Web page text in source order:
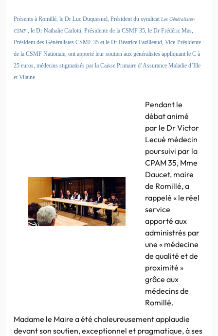
Présents à Romillé, le Dr Luc Duquesnel, Président du syndicat Les Généralistes-
CSMF
, le Dr Nathalie Carlotti, Présidente de la CSMF 35, le Dr Frédéric Mas,
Président des Généralistes CSMF 35 et le Dr Béatrice Fazilleaud, Vice-Présidente
de la CSMF Nationale, ont apporté leur soutien aux généralistes appliquant le C à
25 euros, médecins stigmatisés par la Caisse Primaire d’Assurance Maladie d’Ille
et Vilaine.
Pendant le
débat animé
par le Dr Victor
Lecué médecin
poursuivi par la
CPAM 35, Mme
Daucet, maire
de Romillé, a
rappelé « le réel
service
apporté aux
administrés par
une « médecine
de qualité et de
proximité »
grâce aux
médecins de
Romillé.
Madame le Maire a été chaleureusement applaudie
devant son soutien, exceptionnel et pragmatique, à ses